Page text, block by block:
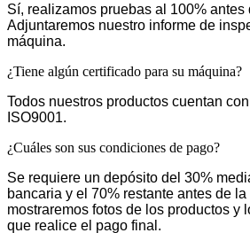
Sí, realizamos pruebas al 100% antes
Adjuntaremos nuestro informe de
máquina.
¿Tiene algún certificado para su máquina?
Todos nuestros productos cuentan
ISO9001.
¿Cuáles son sus condiciones de pago?
Se requiere un depósito del 30%
bancaria y el 70% restante antes de
mostraremos fotos de los productos y
que realice el pago final.